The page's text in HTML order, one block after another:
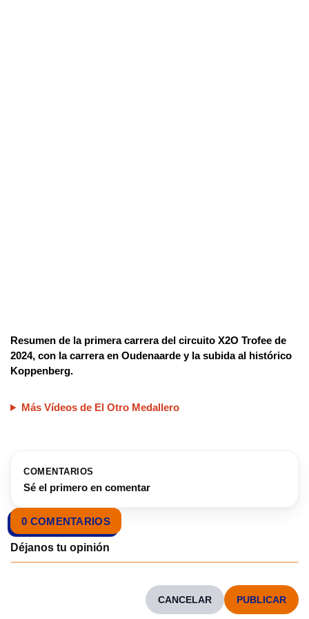
Resumen de la primera carrera del circuito X2O Trofee de
2024, con la carrera en Oudenaarde y la subida al histórico
Koppenberg.
Más Vídeos de El Otro Medallero
COMENTARIOS
Sé el primero en comentar
0 COMENTARIOS
CANCELAR